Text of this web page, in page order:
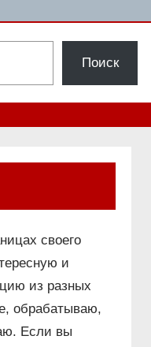
Поиск
своего
и
из разных
обрабатываю,
Если вы